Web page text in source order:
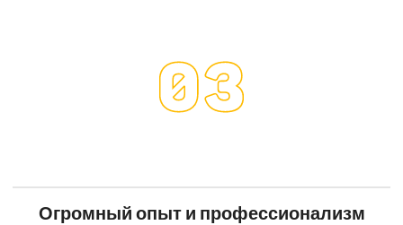
Огромный опыт и профессионализм